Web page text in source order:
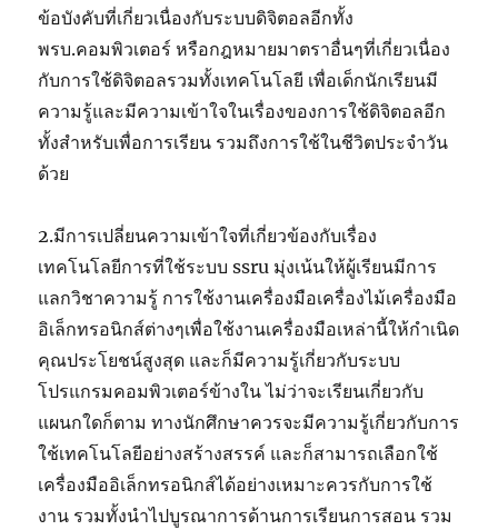
ข้อบังคับที่เกี่ยวเนื่องกับระบบดิจิตอลอีกทั้ง
พรบ.คอมพิวเตอร์ หรือกฎหมายมาตราอื่นๆที่เกี่ยวเนื่อง
กับการใช้ดิจิตอลรวมทั้งเทคโนโลยี เพื่อเด็กนักเรียนมี
ความรู้และมีความเข้าใจในเรื่องของการใช้ดิจิตอลอีก
ทั้งสำหรับเพื่อการเรียน รวมถึงการใช้ในชีวิตประจำวัน
ด้วย
2.มีการเปลี่ยนความเข้าใจที่เกี่ยวข้องกับเรื่อง
เทคโนโลยีการที่ใช้ระบบ ssru มุ่งเน้นให้ผู้เรียนมีการ
แลกวิชาความรู้ การใช้งานเครื่องมือเครื่องไม้เครื่องมือ
อิเล็กทรอนิกส์ต่างๆเพื่อใช้งานเครื่องมือเหล่านี้ให้กำเนิด
คุณประโยชน์สูงสุด และก็มีความรู้เกี่ยวกับระบบ
โปรแกรมคอมพิวเตอร์ข้างใน ไม่ว่าจะเรียนเกี่ยวกับ
แผนกใดก็ตาม ทางนักศึกษาควรจะมีความรู้เกี่ยวกับการ
ใช้เทคโนโลยีอย่างสร้างสรรค์ และก็สามารถเลือกใช้
เครื่องมืออิเล็กทรอนิกส์ได้อย่างเหมาะควรกับการใช้
งาน รวมทั้งนำไปบูรณาการด้านการเรียนการสอน รวม